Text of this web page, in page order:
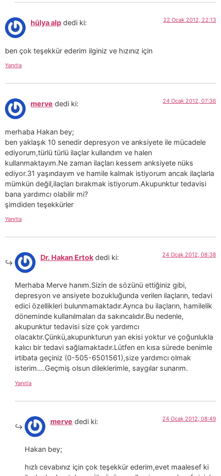
hülya alp dedi ki: 22 Ocak 2012, 22:13
ben çok teşekkür ederim ilginiz ve hızınız için
Yanıtla
merve dedi ki: 24 Ocak 2012, 07:36
merhaba Hakan bey;
ben yaklaşık 10 senedir depresyon ve anksiyete ile mücadele
ediyorum,türlü türlü ilaçlar kullandım ve halen
kullanmaktayım.Ne zaman ilaçları kessem anksiyete nüks
ediyor.31 yaşındayım ve hamile kalmak istiyorum ancak ilaçlarla
mümkün değil,ilaçları bırakmak istiyorum.Akupunktur tedavisi
bana yardımcı olabilir mi?
şimdiden teşekkürler
Yanıtla
Dr. Hakan Ertok dedi ki: 24 Ocak 2012, 08:38
Merhaba Merve hanım.Sizin de sözünü ettiğiniz gibi,
depresyon ve ansiyete bozukluğunda verilen ilaçların, tedavi
edici özellikleri bulunmamaktadır.Ayrıca bu ilaçların, hamilelik
döneminde kullanılmaları da sakıncalıdır.Bu nedenle,
akupunktur tedavisi size çok yardımcı
olacaktır.Çünkü,akupunkturun yan ekisi yoktur ve çoğunlukla
kalıcı bir tedavi sağlamaktadır.Lütfen en kısa sürede benimle
irtibata geçiniz (0-505-6501561),size yardımcı olmak
isterim….Geçmiş olsun dileklerimle, saygılar sunarım.
Yanıtla
merve dedi ki: 24 Ocak 2012, 08:49
Hakan bey;
hızlı cevabınız için çok teşekkür ederim,evet maalesef ki